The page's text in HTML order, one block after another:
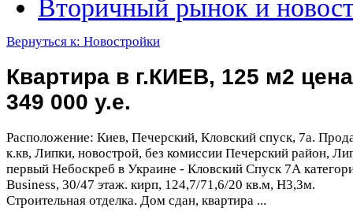
Вторичный рынок и
Вернуться к: Новостройки
Квартира в г.КИЕВ, 125 м2 цена
349 000 у.е.
Расположение: Киев, Печерский, Кловский спуск, 7а.
к.кв, Липки, новострой, без комиссии Печерский район,
первый Небоскреб в Украине - Кловский Спуск 7А
Business, 30/47 этаж. кирп, 124,7/71,6/20 кв.м, Н3,3м.
Строительная отделка. Дом сдан, квартира ...